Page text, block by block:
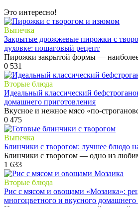
Это интересно!
Выпечка
Закрытые дрожжевые пирожки с
духовке: пошаговый рецепт
Пирожки закрытой формы — наиболее
0 531
Вторые блюда
Идеальный классический
домашнего приготовления
Вкусное и нежное мясо «по-
0 475
Выпечка
Блинчики с творогом: лучшее блюдо
Блинчики с творогом — одно из
1 633
Вторые блюда
Рис с мясом и овощами «Мозаика»:
многоцветного и вкусного домашнего